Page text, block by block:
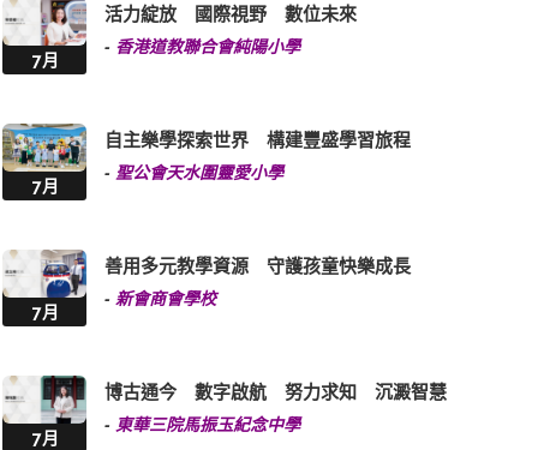
7月
活力綻放 國際視野 數位未來
- 香港道教聯合會純陽小學
7月
自主樂學探索世界 構建豐盛學習旅程
- 聖公會天水圍靈愛小學
7月
善用多元教學資源 守護孩童快樂成長
- 新會商會學校
7月
博古通今 數字啟航 努力求知 沉澱智慧
- 東華三院馬振玉紀念中學